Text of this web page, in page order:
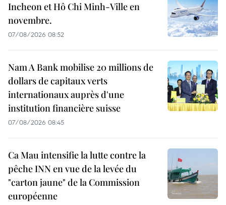
Incheon et Hô Chi Minh-Ville en
novembre.
07/08/2026 08:52
Nam A Bank mobilise 20 millions de
dollars de capitaux verts
internationaux auprès d'une
institution financière suisse
07/08/2026 08:45
Ca Mau intensifie la lutte contre la
pêche INN en vue de la levée du
"carton jaune" de la Commission
européenne